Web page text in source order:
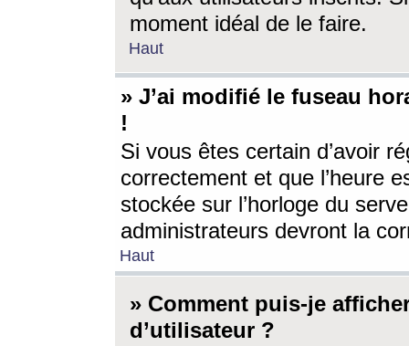
moment idéal de le faire.
Haut
» J’ai modifié le fuseau
!
Si vous êtes certain d’avoir
correctement et que l’heure
stockée sur l’horloge du
administrateurs devront la
Haut
» Comment puis-je
d’utilisateur ?